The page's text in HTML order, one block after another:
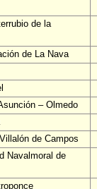
de la
de La Nava
– Olmedo
de Campos
Navalmoral de